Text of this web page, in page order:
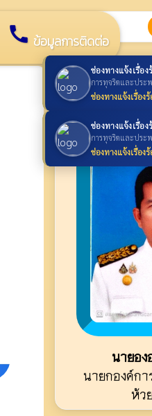
ช่องทางแจ้งเรื่อง
การทุจริตและประ
ช่องทางแจ้งเรื่อง
ช่องทางแจ้งเรื่อง
การทุจริตและประ
ช่องทางแจ้งเรื่อง
call ข้อมูลการติดต่อ
นายกองค์การบริ
ผู้บริหารองค์
นายอ
นายกองค์ก
ห้ว